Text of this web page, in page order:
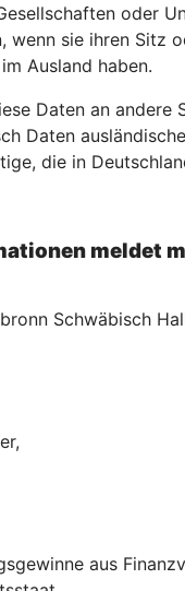
oder
wenn sie ihren Sitz
Ausland haben.
Daten an andere
Daten
die in
meldet
Schwäbisch
aus